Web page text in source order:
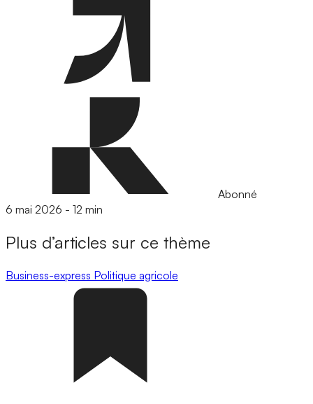
Abonné
6 mai 2026 - 12 min
Plus d’articles sur ce thème
Business-express Politique agricole